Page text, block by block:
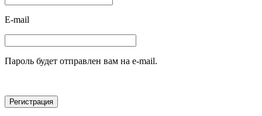
E-mail
Пароль будет отправлен вам на e-mail.